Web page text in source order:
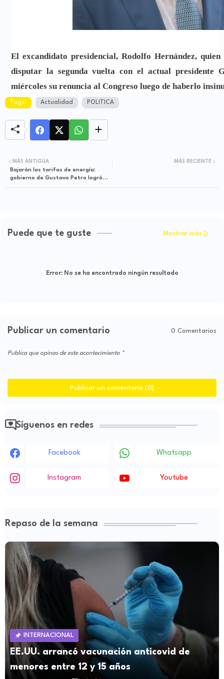
El excandidato presidencial, Rodolfo Hernández, quien
disputar la segunda vuelta con el actual presidente
miércoles su renuncia al Congreso luego de haberlo
En medio de una reunión con representantes de la
las comisiones primeras, Hernández explicó que
tener a Messi de portero”.
En casos anteriores, el senador ya se había referido
sentía a gusto en el Congreso que además tildó de
Tags: Actualidad POLITICA
MÁS RECIENTE
MÁS ANTIGUA
Bajarán las tarifas de energía:
gobierno de Gustavo Petro logró
Puede que te guste Mostrar más
Error:No se ha encontrado ningún resultado
Publicar un comentario 0 Comentarios
Publica que opinas de este acontecimiento
Publicar un comentario (0)
Síguenos en redes
Facebook Whatsapp
Instagram Youtube
Repaso de la semana
INTERNACIONAL
EE.UU. arrancó vacunación anticovid de
menores entre 12 y 15 años